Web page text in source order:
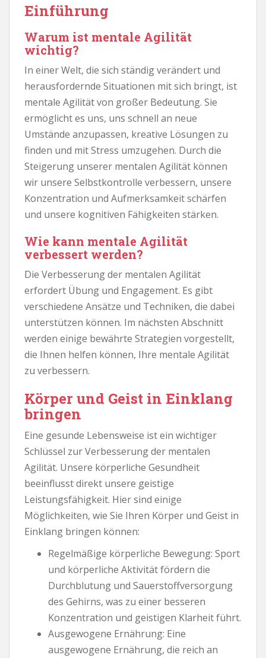
Einführung
Warum ist mentale Agilität
wichtig?
In einer Welt, die sich ständig verändert und
herausfordernde Situationen mit sich bringt, ist
mentale Agilität von großer Bedeutung. Sie
ermöglicht es uns, uns schnell an neue
Umstände anzupassen, kreative Lösungen zu
finden und mit Stress umzugehen. Durch die
Steigerung unserer mentalen Agilität können
wir unsere Selbstkontrolle verbessern, unsere
Konzentration und Aufmerksamkeit schärfen
und unsere kognitiven Fähigkeiten stärken.
Wie kann mentale Agilität
verbessert werden?
Die Verbesserung der mentalen Agilität
erfordert Übung und Engagement. Es gibt
verschiedene Ansätze und Techniken, die dabei
unterstützen können. Im nächsten Abschnitt
werden einige bewährte Strategien vorgestellt,
die Ihnen helfen können, Ihre mentale Agilität
zu verbessern.
Körper und Geist in Einklang
bringen
Eine gesunde Lebensweise ist ein wichtiger
Schlüssel zur Verbesserung der mentalen
Agilität. Unsere körperliche Gesundheit
beeinflusst direkt unsere geistige
Leistungsfähigkeit. Hier sind einige
Möglichkeiten, wie Sie Ihren Körper und Geist in
Einklang bringen können:
Regelmäßige körperliche Bewegung: Sport
und körperliche Aktivität fördern die
Durchblutung und Sauerstoffversorgung
des Gehirns, was zu einer besseren
Konzentration und geistigen Klarheit führt.
Ausgewogene Ernährung: Eine
ausgewogene Ernährung, die reich an